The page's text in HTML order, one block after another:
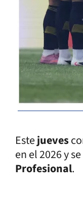
Estejueves
en el 2026 y se
Profesional.